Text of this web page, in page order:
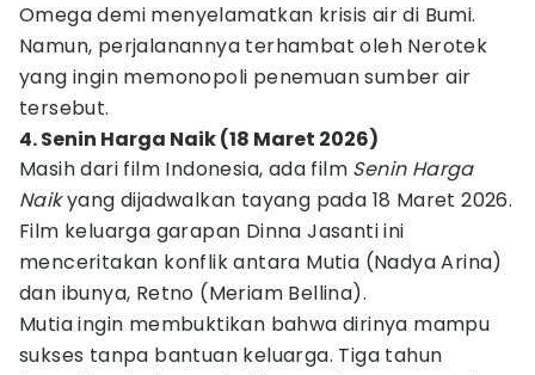
Omega demi menyelamatkan krisis air di Bumi.
Namun, perjalanannya terhambat oleh Nerotek
yang ingin memonopoli penemuan sumber air
tersebut.
4. Senin Harga Naik (18 Maret 2026)
Masih dari film Indonesia, ada film Senin Harga
Naikyang dijadwalkan tayang pada 18 Maret 2026.
Film keluarga garapan Dinna Jasanti ini
menceritakan konflik antara Mutia (Nadya Arina)
dan ibunya, Retno (Meriam Bellina).
Mutia ingin membuktikan bahwa dirinya mampu
sukses tanpa bantuan keluarga. Tiga tahun